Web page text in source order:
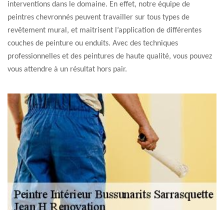
interventions dans le domaine. En effet, notre équipe de
peintres chevronnés peuvent travailler sur tous types de
revêtement mural, et maitrisent l’application de différentes
couches de peinture ou enduits. Avec des techniques
professionnelles et des peintures de haute qualité, vous pouvez
vous attendre à un résultat hors pair.